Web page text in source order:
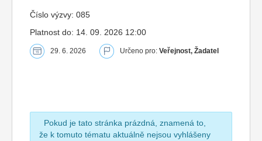
Číslo výzvy: 085
Platnost do: 14. 09. 2026 12:00
29. 6. 2026 Určeno pro: Veřejnost, Žadatel
Pokud je tato stránka prázdná, znamená to,
že k tomuto tématu aktuálně nejsou vyhlášeny